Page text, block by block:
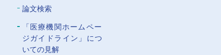
論文検索
「医療機関ホームペー
ジガイドライン」につ
いての⾒解